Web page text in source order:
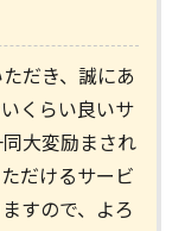
だき、誠にあ
くらい良いサ
大変励まされ
だけるサービ
すので、よろ